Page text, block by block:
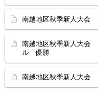
南越地区秋季新人大
南越地区秋季新人大
ル 優勝
南越地区秋季新人大